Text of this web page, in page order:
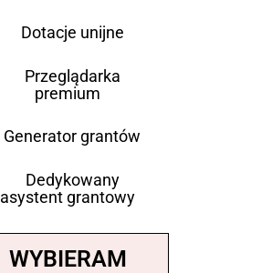
Dotacje unijne
Przeglądarka
premium
Generator grantów
Dedykowany
asystent grantowy
WYBIERAM